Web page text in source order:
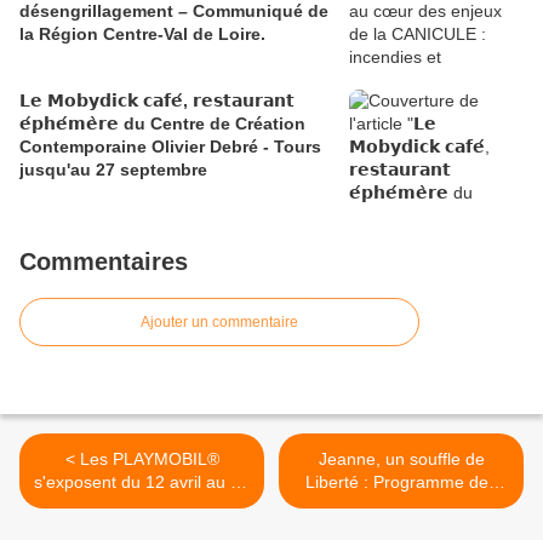
désengrillagement – Communiqué de
la Région Centre-Val de Loire.
𝗟𝗲 𝗠𝗼𝗯𝘆𝗱𝗶𝗰𝗸 𝗰𝗮𝗳𝗲́, 𝗿𝗲𝘀𝘁𝗮𝘂𝗿𝗮𝗻𝘁
𝗲́𝗽𝗵𝗲́𝗺𝗲̀𝗿𝗲 du Centre de Création
Contemporaine Olivier Debré - Tours
jusqu'au 27 septembre
Commentaires
Ajouter un commentaire
< Les PLAYMOBIL®
s'exposent du 12 avril au 31
août au Château-Musée de
Jeanne, un souffle de
Liberté : Programme des
MEDIEVALES DE CHECY